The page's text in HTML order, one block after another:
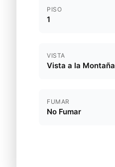
PISO
1
VISTA
Vista a la Montaña
FUMAR
No Fumar